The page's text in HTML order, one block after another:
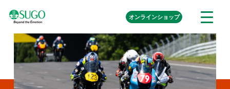
メ
ュ
ー
を
開
く
オンラインショップ外
部
ン